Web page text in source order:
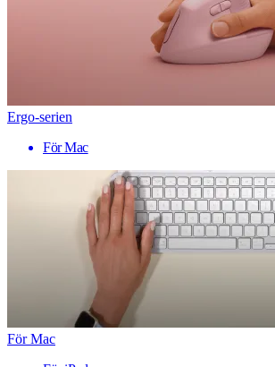
Ergo-serien
För Mac
För Mac